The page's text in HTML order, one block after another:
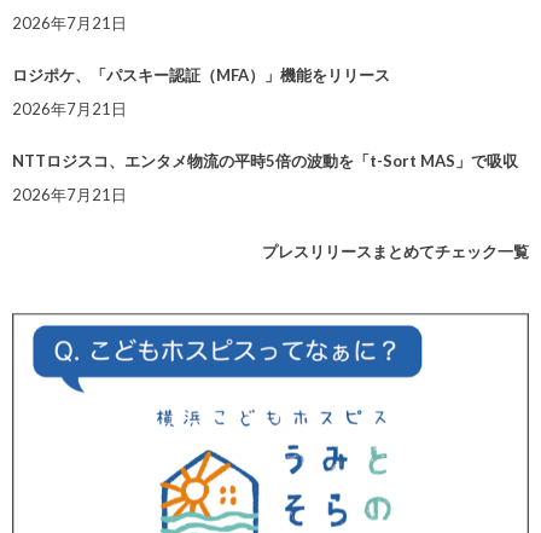
2026年7月21日
ロジポケ、「パスキー認証（MFA）」機能をリリース
2026年7月21日
NTTロジスコ、エンタメ物流の平時5倍の波動を「t-Sort MAS」で吸収
2026年7月21日
プレスリリースまとめてチェック一覧